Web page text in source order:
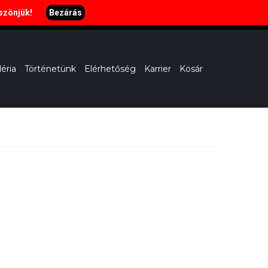
Történetünk Elérhetőség Karrier Kosár
Bezárás